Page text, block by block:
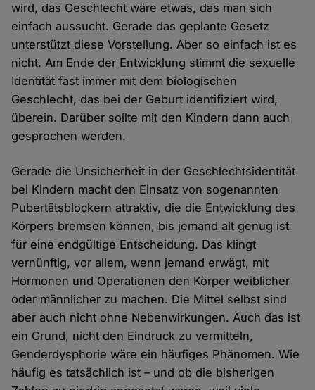
wird, das Geschlecht wäre etwas, das man sich
einfach aussucht. Gerade das geplante Gesetz
unterstützt diese Vorstellung. Aber so einfach ist es
nicht. Am Ende der Entwicklung stimmt die sexuelle
Identität fast immer mit dem biologischen
Geschlecht, das bei der Geburt identifiziert wird,
überein. Darüber sollte mit den Kindern dann auch
gesprochen werden.
Gerade die Unsicherheit in der Geschlechtsidentität
bei Kindern macht den Einsatz von sogenannten
Pubertätsblockern attraktiv, die die Entwicklung des
Körpers bremsen können, bis jemand alt genug ist
für eine endgültige Entscheidung. Das klingt
vernünftig, vor allem, wenn jemand erwägt, mit
Hormonen und Operationen den Körper weiblicher
oder männlicher zu machen. Die Mittel selbst sind
aber auch nicht ohne Nebenwirkungen. Auch das ist
ein Grund, nicht den Eindruck zu vermitteln,
Genderdysphorie wäre ein häufiges Phänomen. Wie
häufig es tatsächlich ist – und ob die bisherigen